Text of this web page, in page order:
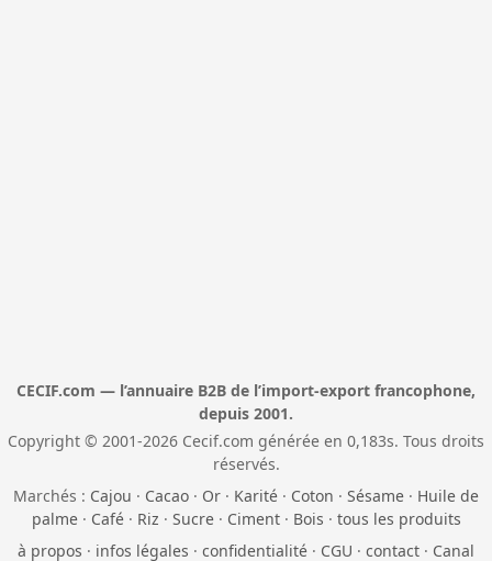
CECIF.com — l’annuaire B2B de l’import-export francophone,
depuis 2001.
Copyright © 2001-2026 Cecif.com générée en 0,183s. Tous droits
réservés.
Marchés : Cajou · Cacao · Or · Karité · Coton · Sésame · Huile de
palme· Café· Riz · Sucre· Ciment· Bois · tous les produits
à propos · infos légales · confidentialité · CGU · contact · Canal